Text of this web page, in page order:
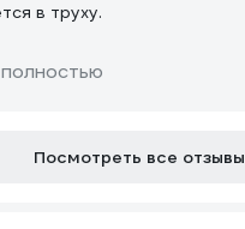
в труху.
Посмотреть все отзывы